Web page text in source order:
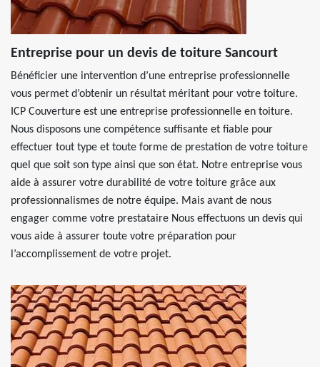
Entreprise pour un devis de toiture Sancourt
Bénéficier une intervention d’une entreprise professionnelle
vous permet d’obtenir un résultat méritant pour votre toiture.
ICP Couverture est une entreprise professionnelle en toiture.
Nous disposons une compétence suffisante et fiable pour
effectuer tout type et toute forme de prestation de votre toiture
quel que soit son type ainsi que son état. Notre entreprise vous
aide à assurer votre durabilité de votre toiture grâce aux
professionnalismes de notre équipe. Mais avant de nous
engager comme votre prestataire Nous effectuons un devis qui
vous aide à assurer toute votre préparation pour
l’accomplissement de votre projet.